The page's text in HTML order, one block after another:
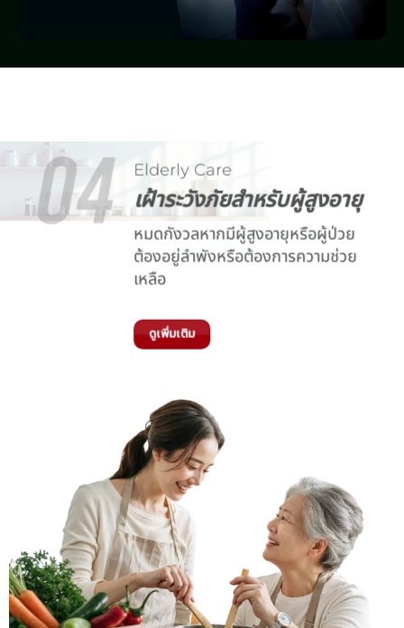
Elderly Care
เฝ้าระวังภัยสำหรับผู้สูงอายุ
หมดกังวลหากมีผู้สูงอายุหรือผู้ป่วย
ต้องอยู่ลำพังหรือต้องการความช่วย
เหลือ
ดูเพิ่มเติม